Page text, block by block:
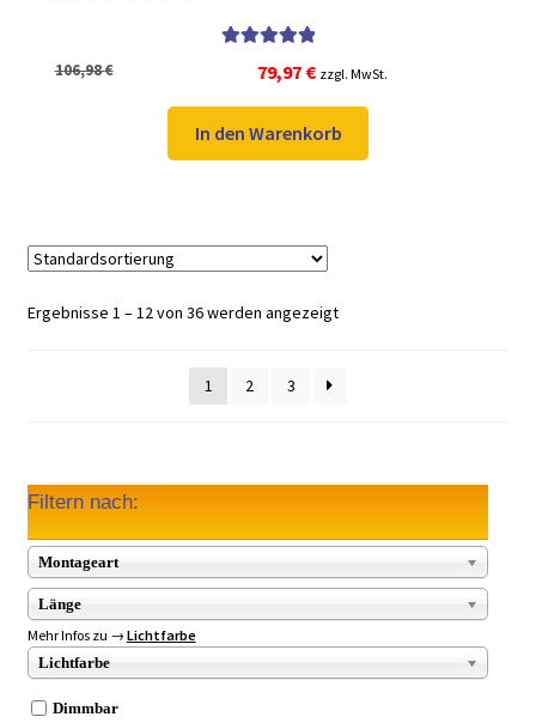
von 5
106,98€
Ursprünglicher
war:
106,98 €
79,97 €Aktueller
ist:
79,97 €.
zzgl. MwSt.
In den Warenkorb
Ergebnisse 1 – 12 von 36 werden angezeigt
1 2 3
Filtern nach:
Montageart
Länge
Mehr Infos zu → Lichtfarbe
Lichtfarbe
Dimmbar